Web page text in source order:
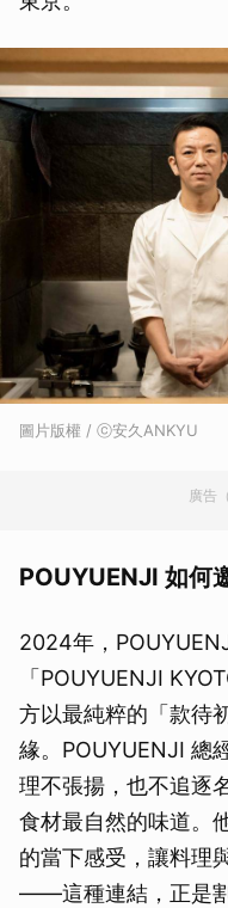
圖片版權 / ⓒ安久ANKYU
廣告
POUYUENJI 如何
2024年，
「POUYUENJI
方以最純粹的「款待
緣。POUYUENJI 總
理不張揚，也不追逐
食材最自然的味道。
的當下感受，讓料理
——這種連結，正是割